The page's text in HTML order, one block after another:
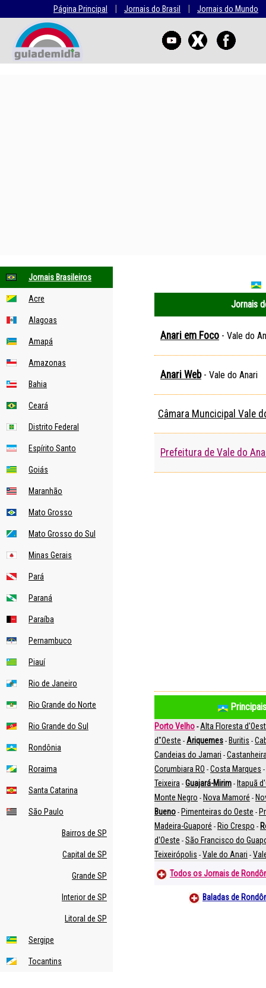
Página Principal | Jornais do Brasil | Jornais do Mundo
Jornais Brasileiros
Acre
Alagoas
Amapá
Amazonas
Bahia
Ceará
Distrito Federal
Espírito Santo
Goiás
Maranhão
Mato Grosso
Mato Grosso do Sul
Minas Gerais
Pará
Paraná
Paraíba
Pernambuco
Piauí
Rio de Janeiro
Rio Grande do Norte
Rio Grande do Sul
Rondônia
Roraima
Santa Catarina
São Paulo
Bairros de SP
Capital de SP
Grande SP
Interior de SP
Litoral de SP
Sergipe
Tocantins
Jornais
Anari em Foco - Vale do
Anari Web- Vale do Anari
Câmara Muncicipal Vale
Prefeitura de Vale do
Porto Velho - Alta Floresta
d"Oeste - Ariquemes - Buritis -
Candeias do Jamari -
Corumbiara RO - Costa Marques -
Teixeira - Guajará-Mirim - Itapuã
Monte Negro - Nova Mamoré -
Bueno - Pimenteiras do Oeste -
Madeira-Guaporé - Rio Crespo -
d'Oeste - São Francisco do
Teixeirópolis - Vale do Anari -
Todos os Jornais de
Baladas de